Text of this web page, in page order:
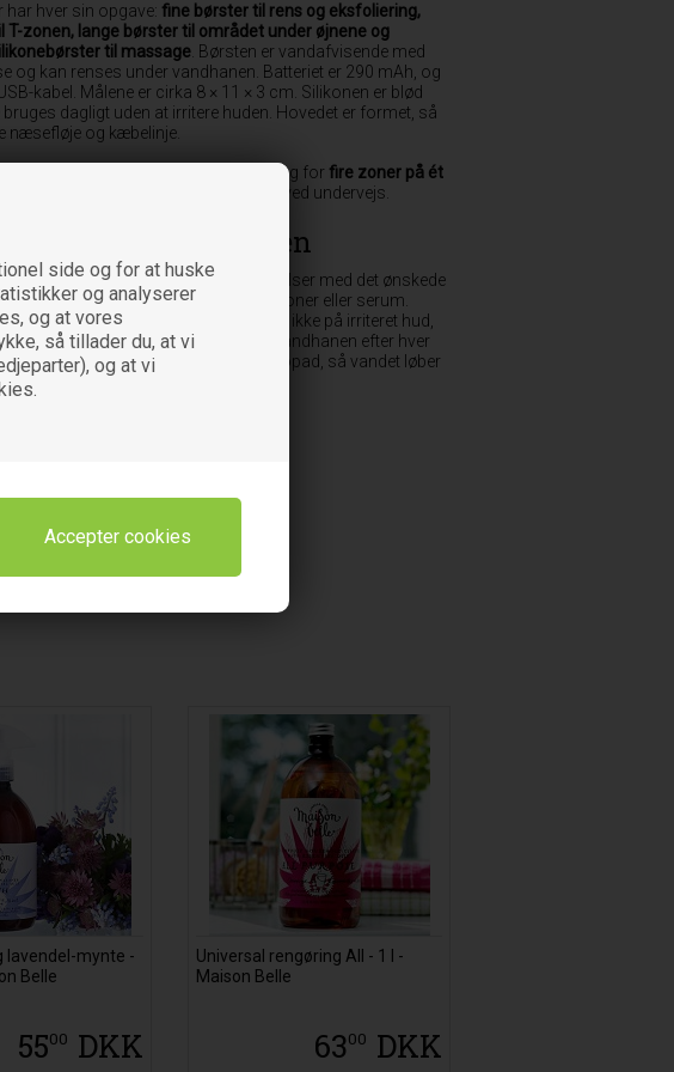
side og for at huske
og analyserer
og at vores
så tillader du, at vi
og at vi
har hver sin opgave: fine børster til rens og eksfoliering,
T-zonen, lange børster til området under øjnene og
til massage. Børsten er vandafvisende med
og kan renses under vandhanen. Batteriet er 290 mAh, og
kabel. Målene er cirka 8 × 11 × 3 cm. Silikonen er blød
dagligt uden at irritere huden. Hovedet er formet, så
næsefløje og kæbelinje.
ideelt til aftenrutinen, hvor du har brug for fire zoner på ét
dig en rens, hvor du ikke skal skifte hoved undervejs.
du ansigtsbørsten
rens og før børsten i cirkelbevægelser med det ønskede
sammen med rensesæbe, creme, toner eller serum.
intensitetog øg gradvist. Brug den ikke på irriteret hud,
solskoldning. Skyl børsten under vandhanen efter hver
tørre. Lad børsten tørre med hovedet opad, så vandet løber
første gang du tager den i brug.
med IPX5-beskyttelse
med USB-kabel
lavendel-mynte -
Belle
5500 DKK
Universal rengøring All - 1 l -
Maison Belle
6300 DKK